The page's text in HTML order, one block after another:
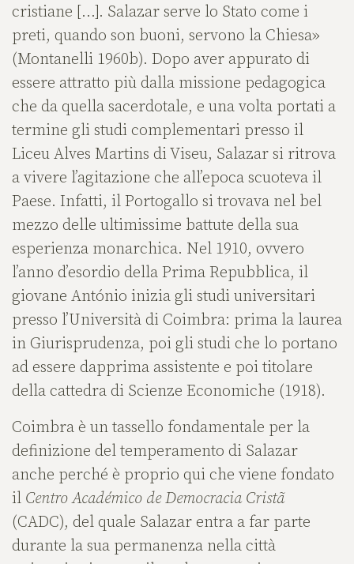
cristiane […]. Salazar serve lo Stato come i
preti, quando son buoni, servono la Chiesa»
(Montanelli 1960b). Dopo aver appurato di
essere attratto più dalla missione pedagogica
che da quella sacerdotale, e una volta portati a
termine gli studi complementari presso il
Liceu Alves Martins di Viseu, Salazar si ritrova
a vivere l’agitazione che all’epoca scuoteva il
Paese. Infatti, il Portogallo si trovava nel bel
mezzo delle ultimissime battute della sua
esperienza monarchica. Nel 1910, ovvero
l’anno d’esordio della Prima Repubblica, il
giovane António inizia gli studi universitari
presso l’Università di Coimbra: prima la laurea
in Giurisprudenza, poi gli studi che lo portano
ad essere dapprima assistente e poi titolare
della cattedra di Scienze Economiche (1918).
Coimbra è un tassello fondamentale per la
definizione del temperamento di Salazar
anche perché è proprio qui che viene fondato
il Centro Académico de Democracia Cristã
(CADC), del quale Salazar entra a far parte
durante la sua permanenza nella città